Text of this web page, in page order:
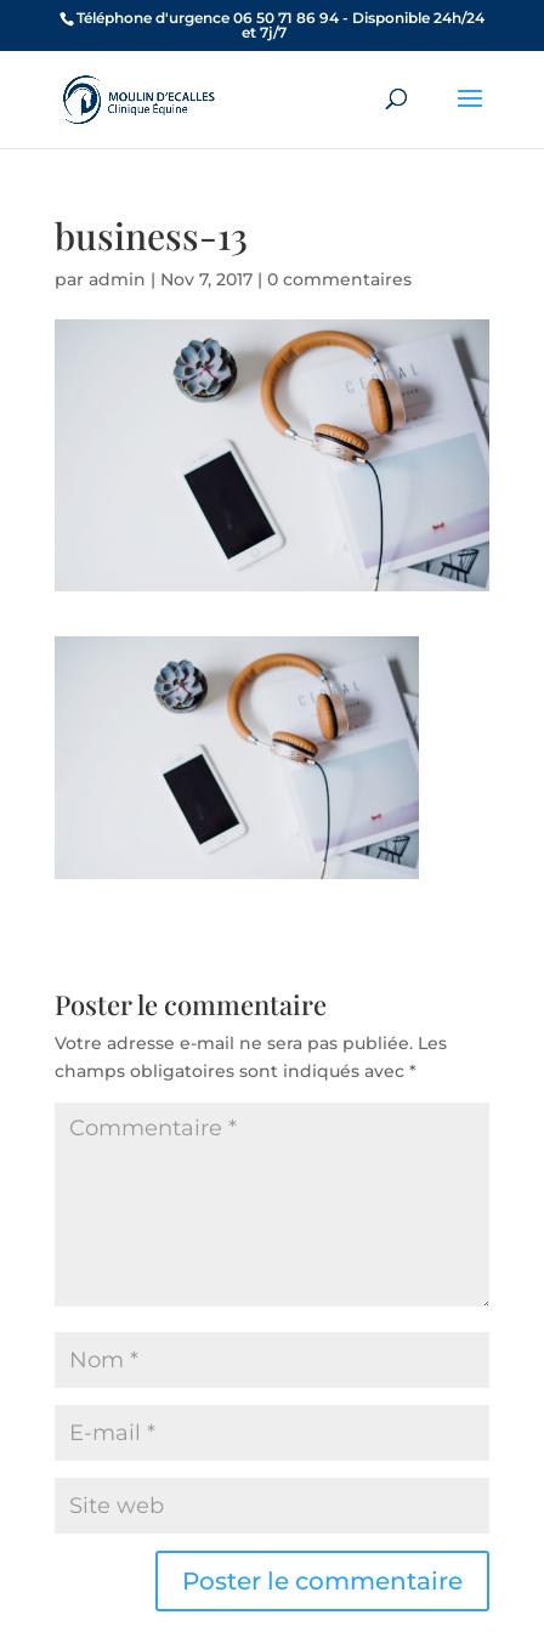
Téléphone d'urgence 06 50 71 86 94 - Disponible 24h/24
et 7j/7
business-13
par admin | Nov 7, 2017| 0 commentaires
Poster le commentaire
Votre adresse e-mail ne sera pas publiée. Les
champs obligatoires sont indiqués avec *